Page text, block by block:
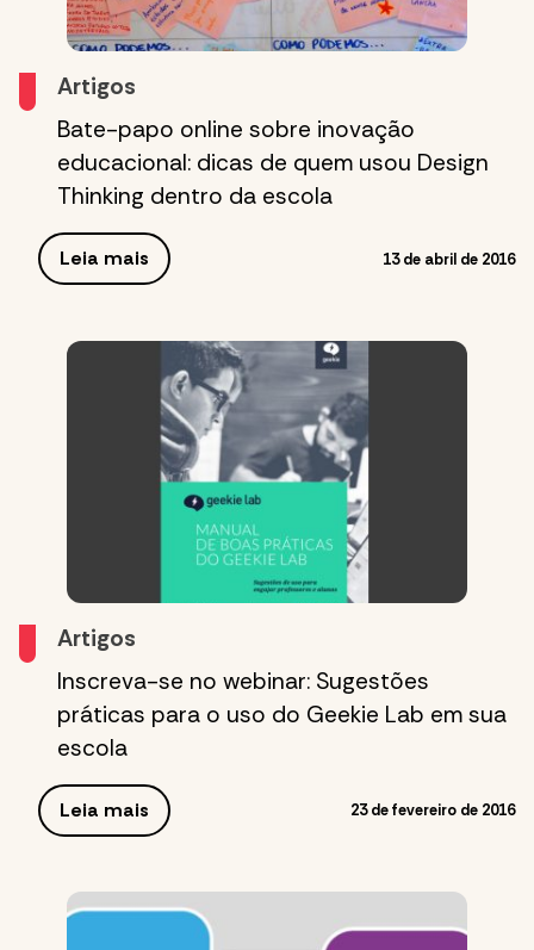
Artigos
Bate-papo online sobre inovação
educacional: dicas de quem usou Design
Thinking dentro da escola
Leia mais 13 de abril de 2016
Artigos
Inscreva-se no webinar: Sugestões
práticas para o uso do Geekie Lab em sua
escola
Leia mais 23 de fevereiro de 2016